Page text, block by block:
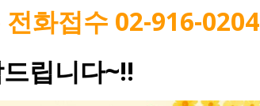
화접수 02-916-0204
립니다~!!